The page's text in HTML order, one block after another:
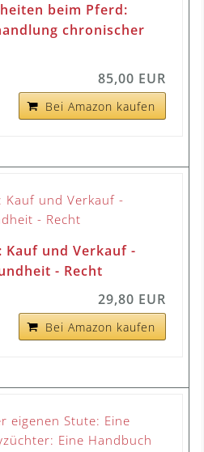
beim Pferd:
chronischer
85,00 EUR
Bei Amazon kaufen
und Verkauf -
- Recht
29,80 EUR
Bei Amazon kaufen